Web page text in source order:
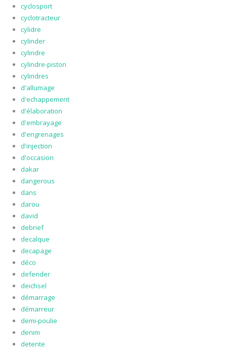
cyclosport
cyclotracteur
cylidre
cylinder
cylindre
cylindre-piston
cylindres
d'allumage
d'echappement
d'élaboration
d'embrayage
d'engrenages
d'injection
d'occasion
dakar
dangerous
dans
darou
david
debrief
decalque
decapage
déco
defender
deichsel
démarrage
démarreur
demi-poulie
denim
detente